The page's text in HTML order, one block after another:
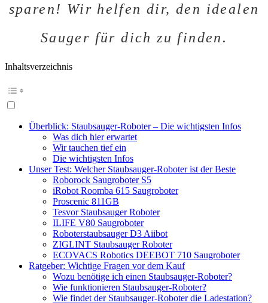
sparen! Wir helfen dir, den idealen
Sauger für dich zu finden.
Inhaltsverzeichnis
Überblick: Staubsauger-Roboter – Die wichtigsten Infos
Was dich hier erwartet
Wir tauchen tief ein
Die wichtigsten Infos
Unser Test: Welcher Staubsauger-Roboter ist der Beste
Roborock Saugroboter S5
iRobot Roomba 615 Saugroboter
Proscenic 811GB
Tesvor Staubsauger Roboter
ILIFE V80 Saugroboter
Roboterstaubsauger D3 Aiibot
ZIGLINT Staubsauger Roboter
ECOVACS Robotics DEEBOT 710 Saugroboter
Ratgeber: Wichtige Fragen vor dem Kauf
Wozu benötige ich einen Staubsauger-Roboter?
Wie funktionieren Staubsauger-Roboter?
Wie findet der Staubsauger-Roboter die Ladestation?